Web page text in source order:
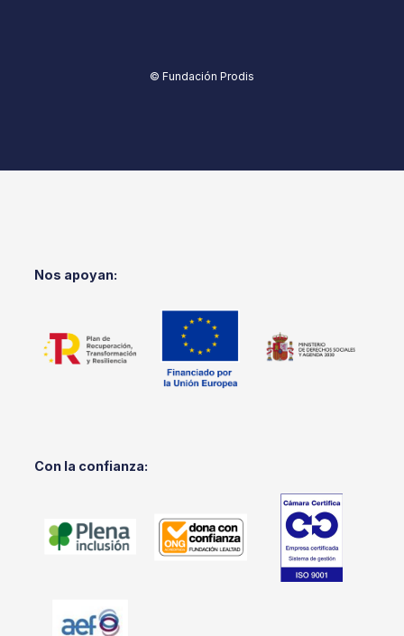
© Fundación Prodis
Nos apoyan:
Con la confianza: